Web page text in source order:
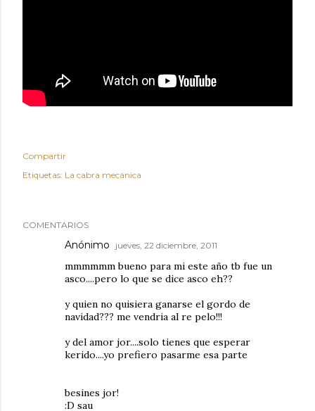
Compartir
Etiquetas: La cabra mecánica
COMENTARIOS
Anónimo jueves, 22 diciembre, 2011
mmmmmm bueno para mi este año tb fue un
asco....pero lo que se dice asco eh??
y quien no quisiera ganarse el gordo de
navidad??? me vendria al re pelo!!!
y del amor jor....solo tienes que esperar
kerido....yo prefiero pasarme esa parte
besines jor!
:D sau